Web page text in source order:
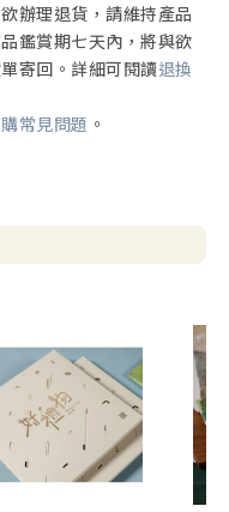
辦理退貨，請維持產品
鑑賞期七天內，將與欲
寄回。詳細可閱讀退換
常見問題 。